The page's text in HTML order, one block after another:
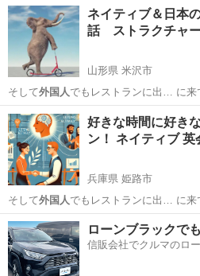
東京 目黒区 英会話
ネイティブ＆日本
話 ストラクチャ
山形県 米沢市
そして外国人でもレストランに出… に来
国語を話せて… ている。 無料で外国人
山形 米沢市 英語 先生
好きな時間に好き
ン！ ネイティ
兵庫県 姫路市
そして外国人でもレストランに出… に来
国語を話せて… ている。 無料で外国人
兵庫 姫路市 英語 ネイティ
ローンブラックで
信販会社でクルマのロ